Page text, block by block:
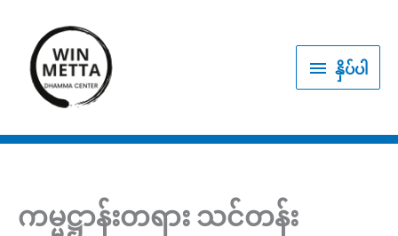
content
နှိပ် နှိပ်ပါ
ကမ္မဋ္ဌာန်းတရား သင်တန်း